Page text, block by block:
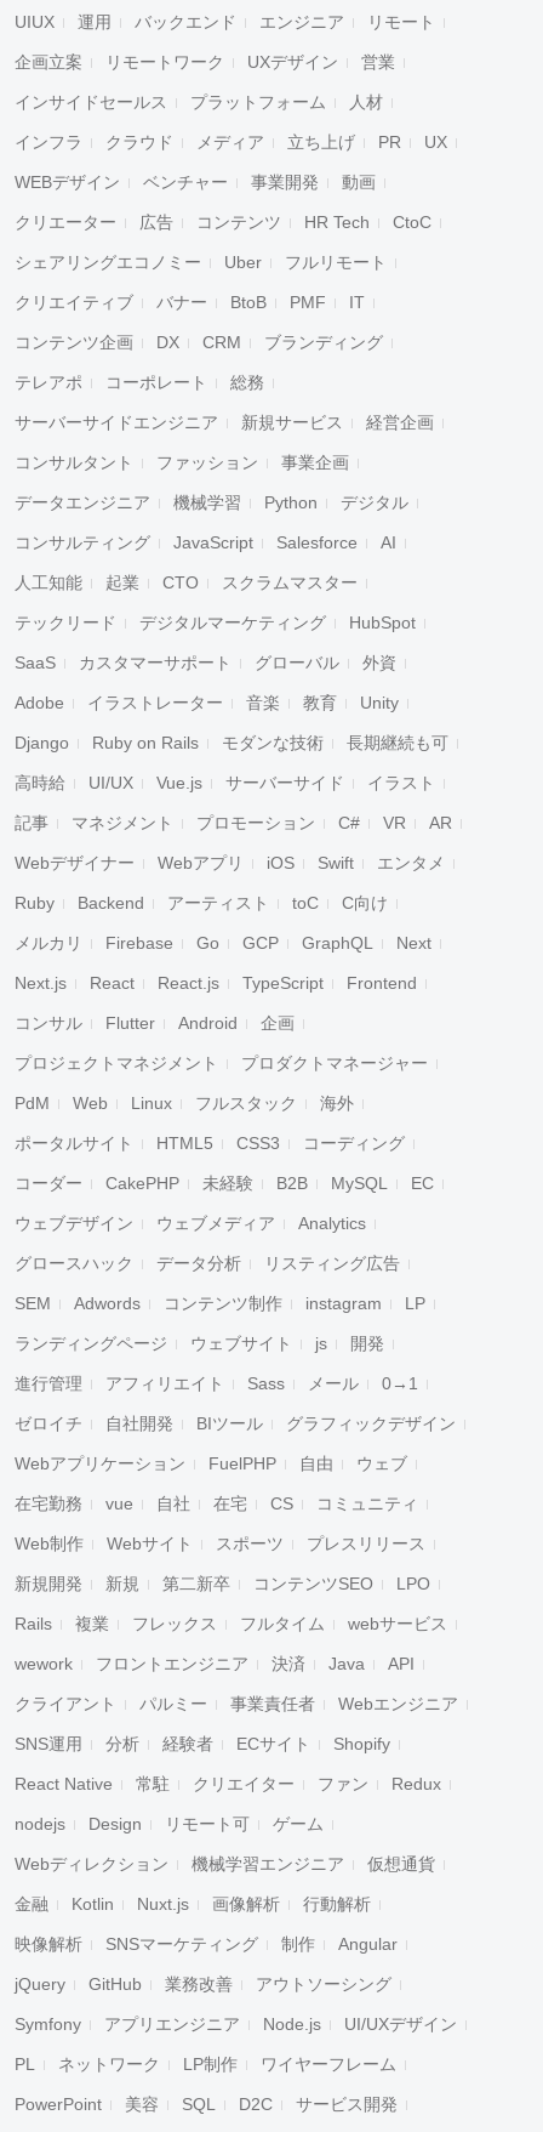
UIUX 運用 バックエンド エンジニア リモート
企画立案 リモートワーク UXデザイン 営業
インサイドセールス プラットフォーム 人材
インフラ クラウド メディア 立ち上げ PR UX
WEBデザイン ベンチャー 事業開発 動画
クリエーター 広告 コンテンツ HR Tech CtoC
シェアリングエコノミー Uber フルリモート
クリエイティブ バナー BtoB PMF IT
コンテンツ企画 DX CRM ブランディング
テレアポ コーポレート 総務
サーバーサイドエンジニア 新規サービス 経営企画
コンサルタント ファッション 事業企画
データエンジニア 機械学習 Python デジタル
コンサルティング JavaScript Salesforce AI
人工知能 起業 CTO スクラムマスター
テックリード デジタルマーケティング HubSpot
SaaS カスタマーサポート グローバル 外資
Adobe イラストレーター 音楽 教育 Unity
Django Ruby on Rails モダンな技術 長期継続も可
高時給 UI/UX Vue.js サーバーサイド イラスト
記事 マネジメント プロモーション C# VR AR
Webデザイナー Webアプリ iOS Swift エンタメ
Ruby Backend アーティスト toC C向け
メルカリ Firebase Go GCP GraphQL Next
Next.js React React.js TypeScript Frontend
コンサル Flutter Android 企画
プロジェクトマネジメント プロダクトマネージャー
PdM Web Linux フルスタック 海外
ポータルサイト HTML5 CSS3 コーディング
コーダー CakePHP 未経験 B2B MySQL EC
ウェブデザイン ウェブメディア Analytics
グロースハック データ分析 リスティング広告
SEM Adwords コンテンツ制作 instagram LP
ランディングページ ウェブサイト js 開発
進行管理 アフィリエイト Sass メール 0→1
ゼロイチ 自社開発 BIツール グラフィックデザイン
Webアプリケーション FuelPHP 自由 ウェブ
在宅勤務 vue 自社 在宅 CS コミュニティ
Web制作 Webサイト スポーツ プレスリリース
新規開発 新規 第二新卒 コンテンツSEO LPO
Rails 複業 フレックス フルタイム webサービス
wework フロントエンジニア 決済 Java API
クライアント パルミー 事業責任者 Webエンジニア
SNS運用 分析 経験者 ECサイト Shopify
React Native 常駐 クリエイター ファン Redux
nodejs Design リモート可 ゲーム
Webディレクション 機械学習エンジニア 仮想通貨
金融 Kotlin Nuxt.js 画像解析 行動解析
映像解析 SNSマーケティング 制作 Angular
jQuery GitHub 業務改善 アウトソーシング
Symfony アプリエンジニア Node.js UI/UXデザイン
PL ネットワーク LP制作 ワイヤーフレーム
PowerPoint 美容 SQL D2C サービス開発